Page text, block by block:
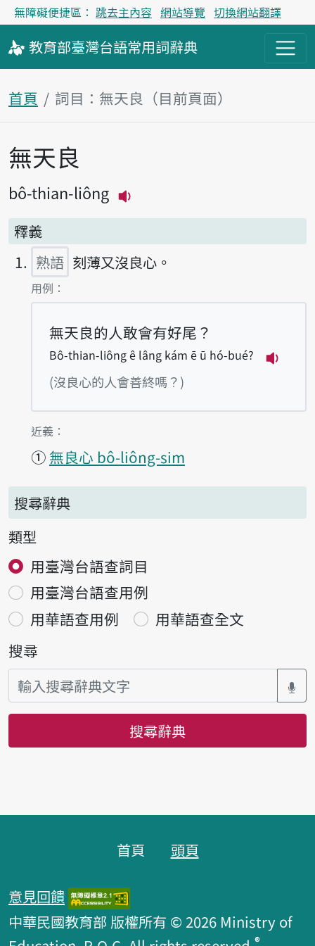
無障礙便捷區： 跳去主內容 網站導覽 切換網站翻譯
教育部臺灣台語常用詞辭典
首頁 詞目：無天良（目前頁面）
主內容區塊
無天良
bô-thian-liông
釋義
熟語 刻薄又沒良心。
第1項釋義的
用例：
無天良的人敢會有好尾？
Bô-thian-liông ê lâng kám ē ū hó-bué?
(沒良心的人會善終嗎？)
第1項釋義的
近義：
① 無良心 bô-liông-sim
搜尋辭典
類型
用臺灣台語查詞目
用臺灣台語查用例
用華語查用例
用華語查全文
搜尋
搜尋辭典
首頁 頭頁
意見回饋
中華民國教育部 版權所有 © 2026 Ministry of
®